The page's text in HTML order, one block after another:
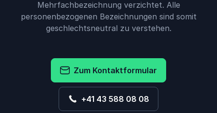
Mehrfachbezeichnung verzichtet. Alle
personenbezogenen Bezeichnungen sind somit
geschlechtsneutral zu verstehen.
Zum Kontaktformular
+41 43 588 08 08